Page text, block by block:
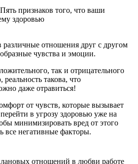
Пять признаков того, что ваши
здоровью
различные отношения друг с другом
чувства и эмоции.
так и отрицательного
такова, что
даже отравиться!
от чувств, которые вызывает
в угрозу здоровью уже на
минимизировать вред от этого
все негативные факторы.
отношений в любви работе